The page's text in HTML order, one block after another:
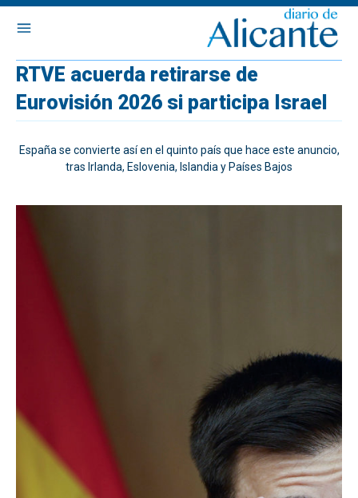
RTVE acuerda retirarse de
Eurovisión 2026 si participa Israel
España se convierte así en el quinto país que hace este anuncio,
tras Irlanda, Eslovenia, Islandia y Países Bajos